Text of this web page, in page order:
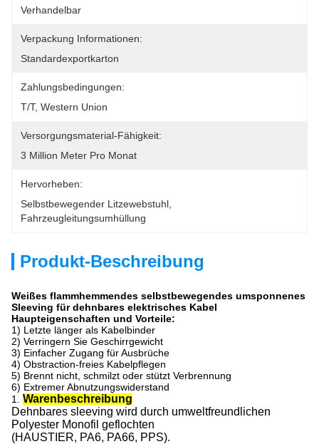
Verhandelbar
Verpackung Informationen:
Standardexportkarton
Zahlungsbedingungen:
T/T, Western Union
Versorgungsmaterial-Fähigkeit:
3 Million Meter Pro Monat
Hervorheben:
Selbstbewegender Litzewebstuhl
Fahrzeugleitungsumhüllung
Produkt-Beschreibung
Weißes flammhemmendes selbstbewegendes umsponnenes
Sleeving für dehnbares elektrisches Kabel
Haupteigenschaften und Vorteile:
1) Letzte länger als Kabelbinder
2) Verringern Sie Geschirrgewicht
3) Einfacher Zugang für Ausbrüche
4) Obstraction-freies Kabelpflegen
5) Brennt nicht, schmilzt oder stützt Verbrennung
6) Extremer Abnutzungswiderstand
1. Warenbeschreibung
Dehnbares sleeving wird durch umweltfreundlichen
Polyester Monofil geflochten
(HAUSTIER, PA6, PA66, PPS).